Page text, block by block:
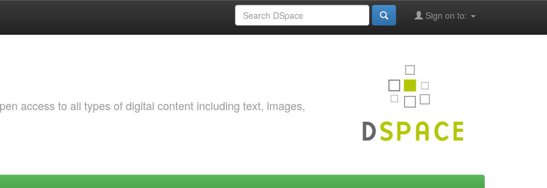
Sign on to:
access to all types of digital content including text, images,